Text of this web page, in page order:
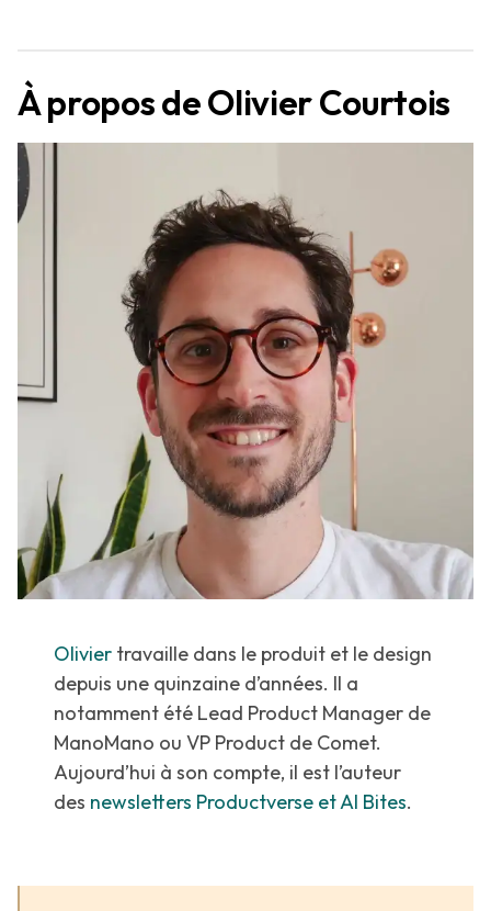
À propos de Olivier Courtois
Olivier travaille dans le produit et le design
depuis une quinzaine d’années. Il a
notamment été Lead Product Manager de
ManoMano ou VP Product de Comet.
Aujourd’hui à son compte, il est l’auteur
des newsletters Productverse et AI Bites.